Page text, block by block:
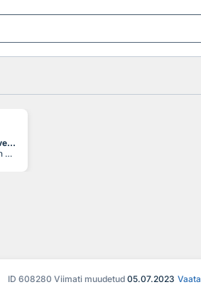
half maximal effective concentration
aine kontsentratsioon keskkonnameediumis (õhus, vees jm), mille ekspositsiooni korral avaldub 50%-l isenditest (katseorganismidest) eeldatav toime
ID 608280 Viimati muudetud 05.07.2023